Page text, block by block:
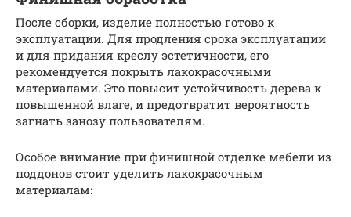
После сборки, изделие полностью готово к
эксплуатации. Для продления срока эксплуатации
и для придания креслу эстетичности, его
рекомендуется покрыть лакокрасочными
материалами. Это повысит устойчивость дерева к
повышенной влаге, и предотвратит вероятность
загнать занозу пользователям.
Особое внимание при финишной отделке мебели из
поддонов стоит уделить лакокрасочным
материалам: